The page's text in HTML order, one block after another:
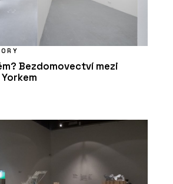
Bezdomovectví mezi